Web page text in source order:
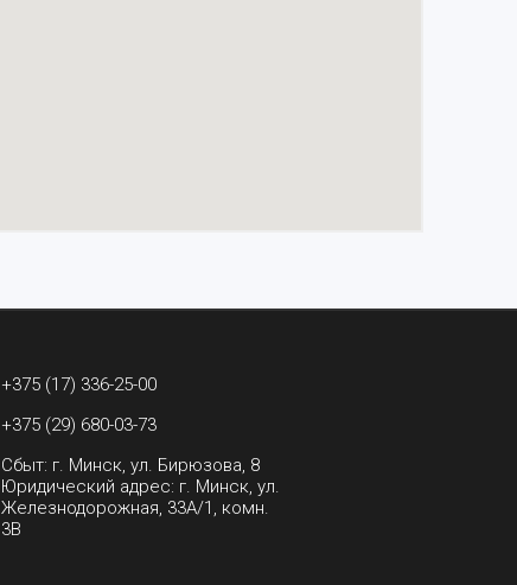
+375 (17) 336-25-00
+375 (29) 680-03-73
Сбыт: г. Минск, ул. Бирюзова, 8
Юридический адрес: г. Минск, ул.
Железнодорожная, 33А/1, комн.
3В